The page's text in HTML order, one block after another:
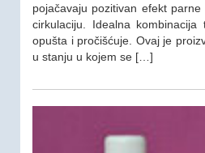
pojačavaju pozitivan efekt
cirkulaciju. Idealna
opušta i pročišćuje. Ovaj je
u stanju u kojem se […]